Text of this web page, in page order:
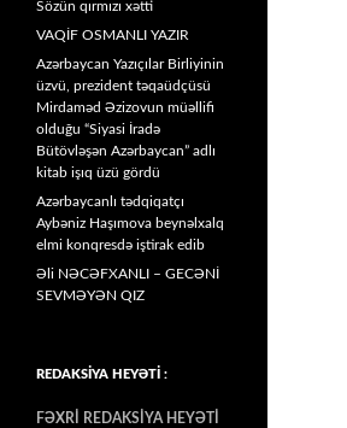
Sözün qırmızı xətti
VAQİF OSMANLI YAZIR
Azərbaycan Yazıçılar Birliyinin
üzvü, prezident təqaüdçüsü
Mirdaməd Əzizovun müəllifi
olduğu “Siyasi İradə
Bütövləşən Azərbaycan” adlı
kitab işıq üzü gördü
Azərbaycanlı tədqiqatçı
Aybəniz Haşımova beynəlxalq
elmi konqresdə iştirak edib
Əli NƏCƏFXANLI – GECƏNİ
SEVMƏYƏN QIZ
REDAKSİYA HEYƏTİ :
FƏXRİ REDAKSİYA HEYƏTİ